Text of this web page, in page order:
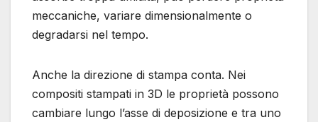
meccaniche, variare dimensionalmente o
degradarsi nel tempo.
Anche la direzione di stampa conta. Nei
compositi stampati in 3D le proprietà possono
cambiare lungo l’asse di deposizione e tra uno